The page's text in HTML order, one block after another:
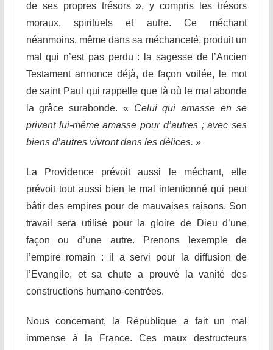
de ses propres trésors », y compris les trésors
moraux, spirituels et autre. Ce méchant
néanmoins, même dans sa méchanceté, produit un
mal qui n’est pas perdu : la sagesse de l’Ancien
Testament annonce déjà, de façon voilée, le mot
de saint Paul qui rappelle que là où le mal abonde
la grâce surabonde. « Celui qui amasse en se
privant lui-même amasse pour d’autres ; avec ses
biens d’autres vivront dans les délices. »
La Providence prévoit aussi le méchant, elle
prévoit tout aussi bien le mal intentionné qui peut
bâtir des empires pour de mauvaises raisons. Son
travail sera utilisé pour la gloire de Dieu d’une
façon ou d’une autre. Prenons lexemple de
l’empire romain : il a servi pour la diffusion de
l’Evangile, et sa chute a prouvé la vanité des
constructions humano-centrées.
Nous concernant, la République a fait un mal
immense à la France. Ces maux destructeurs